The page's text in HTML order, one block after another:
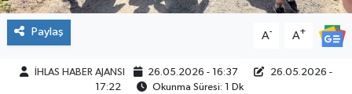
Paylaş A- A+
İHLAS HABER AJANSI 26.05.2026 - 16:37
26.05.2026 -
17:22
Okunma Süresi: 1 Dk